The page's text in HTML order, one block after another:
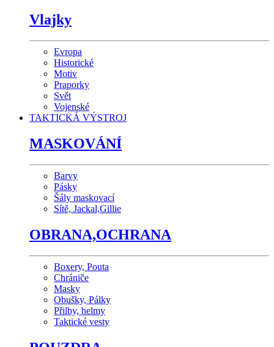
Vlajky
Evropa
Historické
Motiv
Praporky
Svět
Vojenské
TAKTICKÁ VÝSTROJ
MASKOVÁNÍ
Barvy
Pásky
Šály maskovací
Sítě, Jackal,Gillie
OBRANA,OCHRANA
Boxery, Pouta
Chrániče
Masky
Obušky, Pálky
Přilby, helmy
Taktické vesty